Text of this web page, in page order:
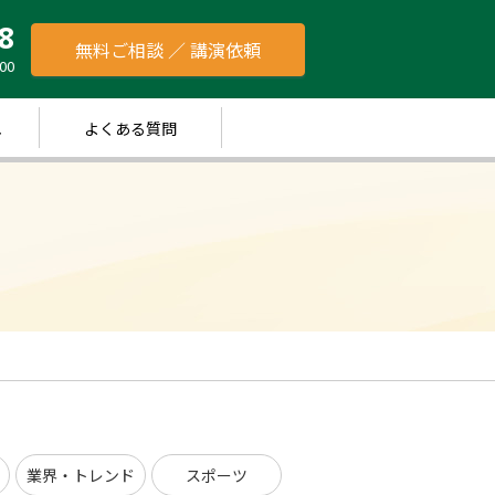
無料ご相談 ／ 講演依頼
よくある質問
業界・トレンド スポーツ